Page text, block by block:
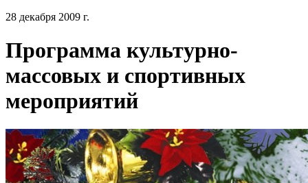
28 декабря 2009 г.
Программа культурно-
массовых и спортивных
мероприятий